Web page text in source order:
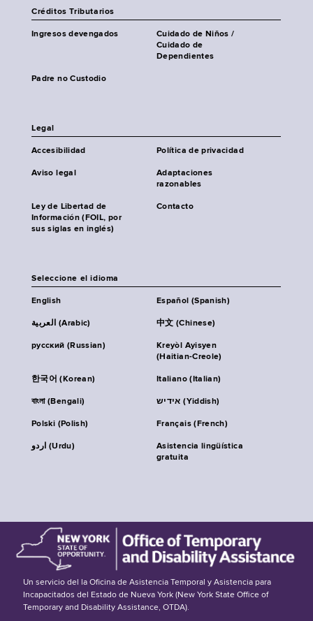
Créditos Tributarios
Ingresos devengados
Cuidado de Niños /
Cuidado de
Dependientes
Padre no Custodio
Legal
Accesibilidad Política de privacidad
Aviso legal
Adaptaciones
razonables
Ley de Libertad de
Información (FOIL, por
sus siglas en inglés)
Contacto
Seleccione el idioma
English Español (Spanish)
العربية (Arabic) 中文 (Chinese)
русский (Russian)
Kreyòl Ayisyen
(Haitian-Creole)
한국어 (Korean) Italiano (Italian)
বাংলা (Bengali) אידיש (Yiddish)
Polski (Polish) Français (French)
اردو (Urdu)
Asistencia lingüística
gratuita
Un servicio del la Oficina de Asistencia Temporal y Asistencia para
Incapacitados del Estado de Nueva York (New York State Office of
Temporary and Disability Assistance, OTDA).